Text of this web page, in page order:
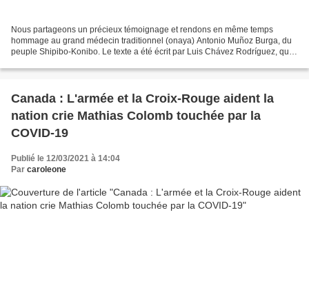
Nous partageons un précieux témoignage et rendons en même temps
hommage au grand médecin traditionnel (onaya) Antonio Muñoz Burga, du
peuple Shipibo-Konibo. Le texte a été écrit par Luis Chávez Rodríguez, qui a
Canada : L'armée et la Croix-Rouge aident la
nation crie Mathias Colomb touchée par la
COVID-19
Publié le 12/03/2021 à 14:04
Par caroleone